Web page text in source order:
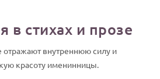
в стихах и прозе
отражают внутреннюю силу и
красоту именинницы.